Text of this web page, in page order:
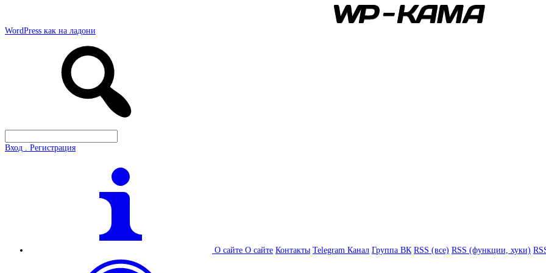
WordPress как на ладони
Вход . Регистрация
О сайте О сайте Контакты Telegram Канал Группа ВК RSS (все) RSS (функции, хуки)